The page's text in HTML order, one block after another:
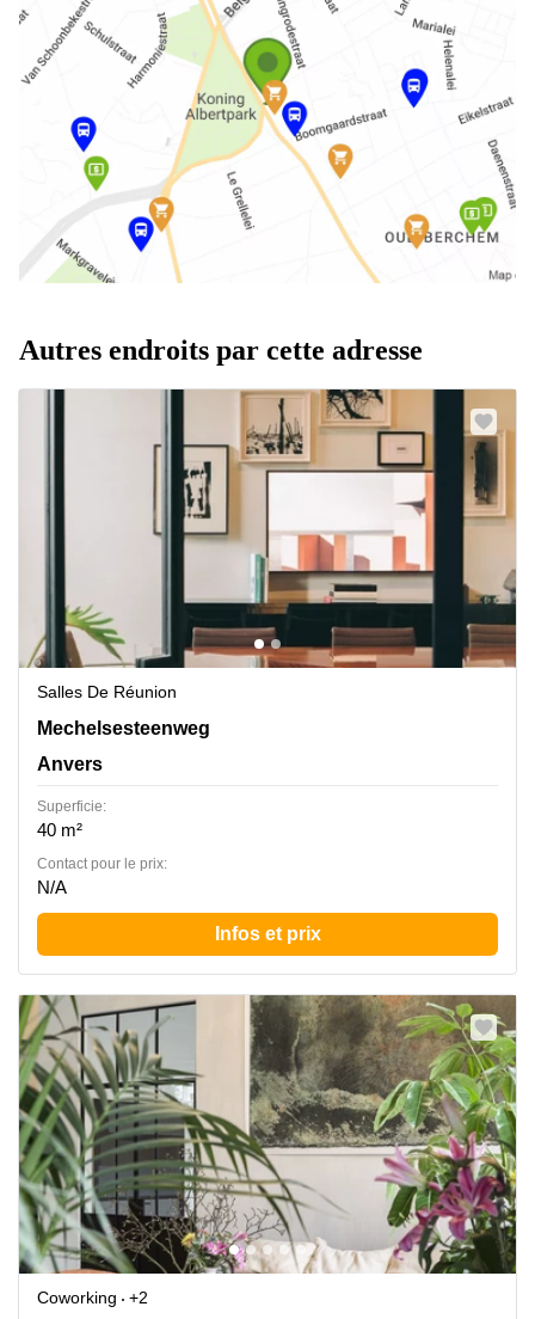
Autres endroits par cette adresse
Salles De Réunion
Mechelsesteenweg 180, Anvers
Mechelsesteenweg
Anvers
Superficie:
40 m²
Contact pour le prix:
N/A
Infos et prix
Coworking +2